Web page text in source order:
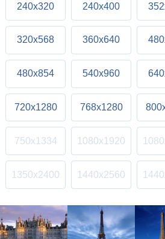
240x320 240x400
320x568 360x640
480x854 540x960
720x1280 768x1280
750x1334 1080x1920
1350x2400 1440x2560